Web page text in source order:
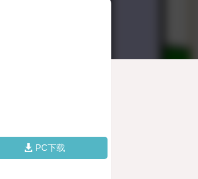
PC下载